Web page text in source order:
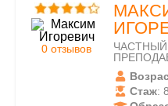
0 отзывов
ЧАСТНЫЙ
Стаж: